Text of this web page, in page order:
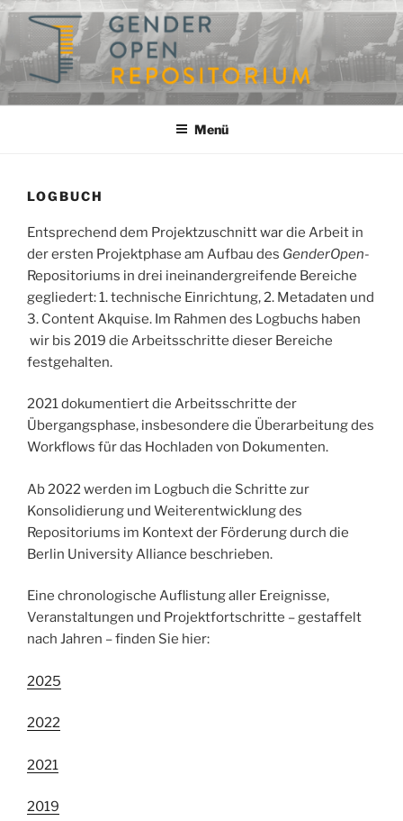
Zum
Inhalt
springen
GENDEROPEN
Ein Repositorium für die Geschlechterforschung
Menü
LOGBUCH
Entsprechend dem Projektzuschnitt war die Arbeit in
der ersten Projektphase am Aufbau des GenderOpen-
Repositoriums in drei ineinandergreifende Bereiche
gegliedert: 1. technische Einrichtung, 2. Metadaten und
3. Content Akquise. Im Rahmen des Logbuchs haben
wir bis 2019 die Arbeitsschritte dieser Bereiche
festgehalten.
2021 dokumentiert die Arbeitsschritte der
Übergangsphase, insbesondere die Überarbeitung des
Workflows für das Hochladen von Dokumenten.
Ab 2022 werden im Logbuch die Schritte zur
Konsolidierung und Weiterentwicklung des
Repositoriums im Kontext der Förderung durch die
Berlin University Alliance beschrieben.
Eine chronologische Auflistung aller Ereignisse,
Veranstaltungen und Projektfortschritte – gestaffelt
nach Jahren – finden Sie hier:
2025
2022
2021
2019